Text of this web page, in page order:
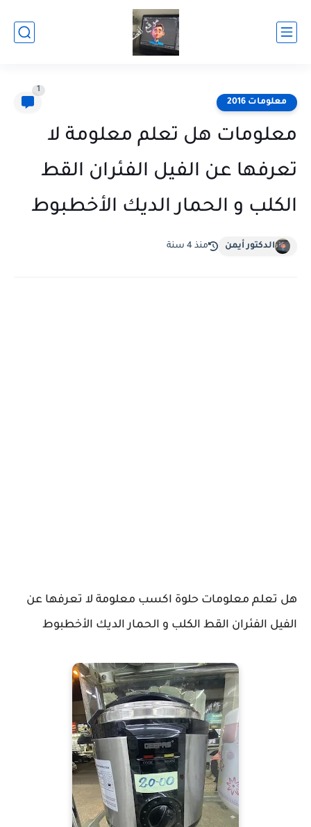
معلومات 2016
1
معلومات هل تعلم معلومة لا
تعرفها عن الفيل الفئران القط
الكلب و الحمار الديك الأخطبوط
الدكتور أيمن منذ 4 سنة
هل تعلم معلومات حلوة اكسب معلومة لا تعرفها عن
الفيل الفئران القط الكلب و الحمار الديك الأخطبوط